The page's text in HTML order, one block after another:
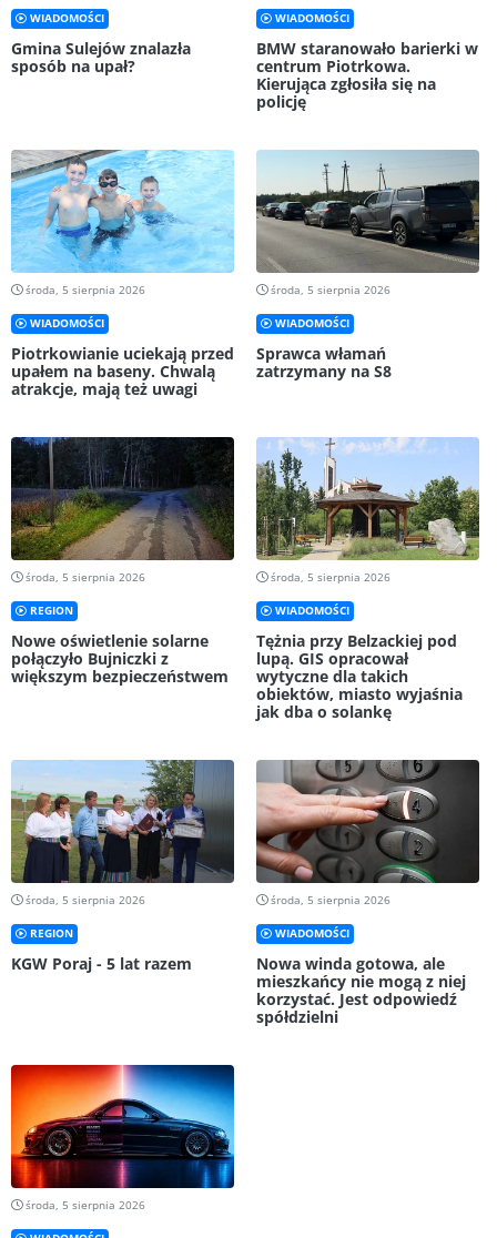
WIADOMOŚCI
Gmina Sulejów znalazła
sposób na upał?
WIADOMOŚCI
BMW staranowało barierki w
centrum Piotrkowa.
Kierująca zgłosiła się na
policję
środa, 5 sierpnia 2026
WIADOMOŚCI
Piotrkowianie uciekają przed
upałem na baseny. Chwalą
atrakcje, mają też uwagi
środa, 5 sierpnia 2026
WIADOMOŚCI
Sprawca włamań
zatrzymany na S8
środa, 5 sierpnia 2026
REGION
Nowe oświetlenie solarne
połączyło Bujniczki z
większym bezpieczeństwem
środa, 5 sierpnia 2026
WIADOMOŚCI
Tężnia przy Belzackiej pod
lupą. GIS opracował
wytyczne dla takich
obiektów, miasto wyjaśnia
jak dba o solankę
środa, 5 sierpnia 2026
REGION
KGW Poraj - 5 lat razem
środa, 5 sierpnia 2026
WIADOMOŚCI
Nowa winda gotowa, ale
mieszkańcy nie mogą z niej
korzystać. Jest odpowiedź
spółdzielni
środa, 5 sierpnia 2026